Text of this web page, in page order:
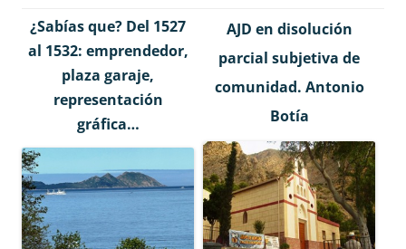
¿Sabías que? Del 1527
al 1532: emprendedor,
plaza garaje,
representación
gráfica…
AJD en disolución
parcial subjetiva de
comunidad. Antonio
Botía